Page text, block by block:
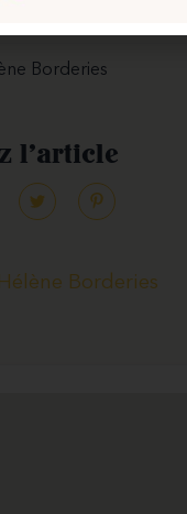
qui trônent près
Borderies
Hélène Borderies